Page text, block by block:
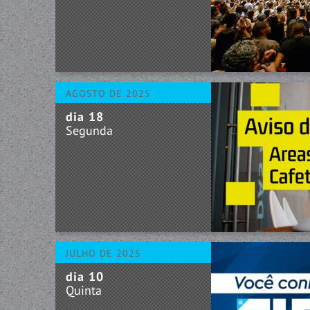
AGOSTO DE 2025
dia 18
Segunda
JULHO DE 2025
dia 10
Quinta